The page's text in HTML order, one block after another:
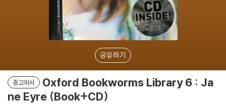
공유하기
중고외서
Oxford Bookworms Library 6 : Ja
ne Eyre (Book+CD)